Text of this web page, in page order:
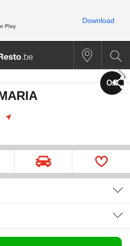
0.0
Play
Download